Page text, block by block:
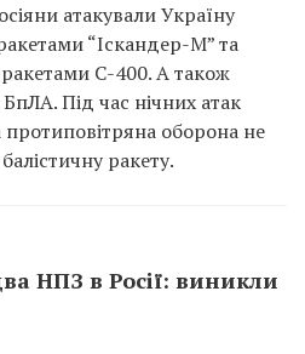
атакували Україну
“Іскандер-М” та
С-400. А також
Під час нічних атак
оборона не
ракету.
НПЗ в Росії: виникли